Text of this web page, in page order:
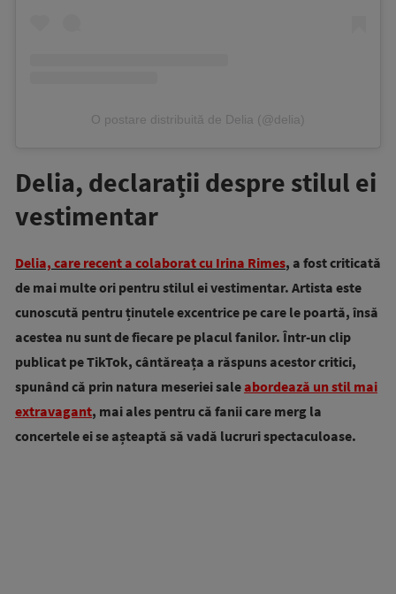
O postare distribuită de Delia (@delia)
Delia, declarații despre stilul ei
vestimentar
Delia, care recent a colaborat cu Irina Rimes, a fost criticată
de mai multe ori pentru stilul ei vestimentar. Artista este
cunoscută pentru ținutele excentrice pe care le poartă, însă
acestea nu sunt de fiecare pe placul fanilor. Într-un clip
publicat pe TikTok, cântăreața a răspuns acestor critici,
spunând că prin natura meseriei saleabordează un stil mai
extravagant, mai ales pentru că fanii care merg la
concertele ei se așteaptă să vadă lucruri spectaculoase.